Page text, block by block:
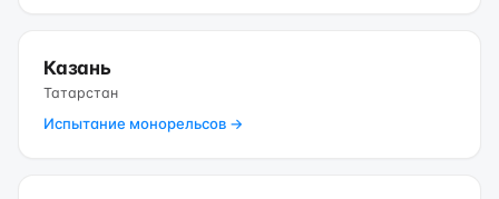
Казань
Татарстан
Испытание монорельсов →